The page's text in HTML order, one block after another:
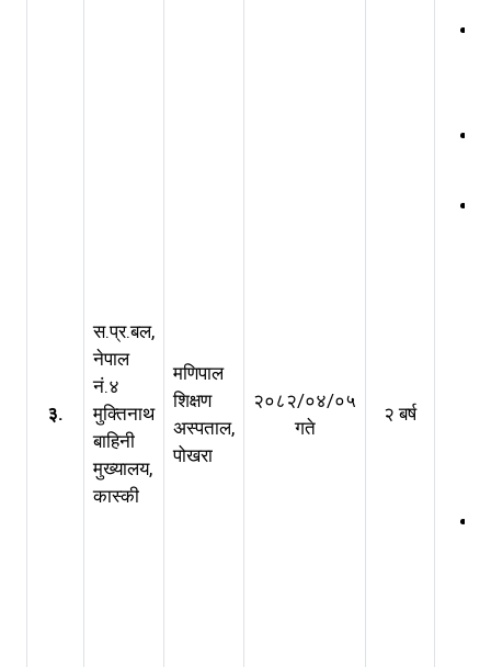
३.
स.प्र.बल,
नेपाल
नं.४
मुक्तिनाथ
बाहिनी
मुख्यालय,
कास्की
मणिपाल
शिक्षण
अस्पताल,
पोखरा
२०८२/०४/०५
गते
२ बर्ष